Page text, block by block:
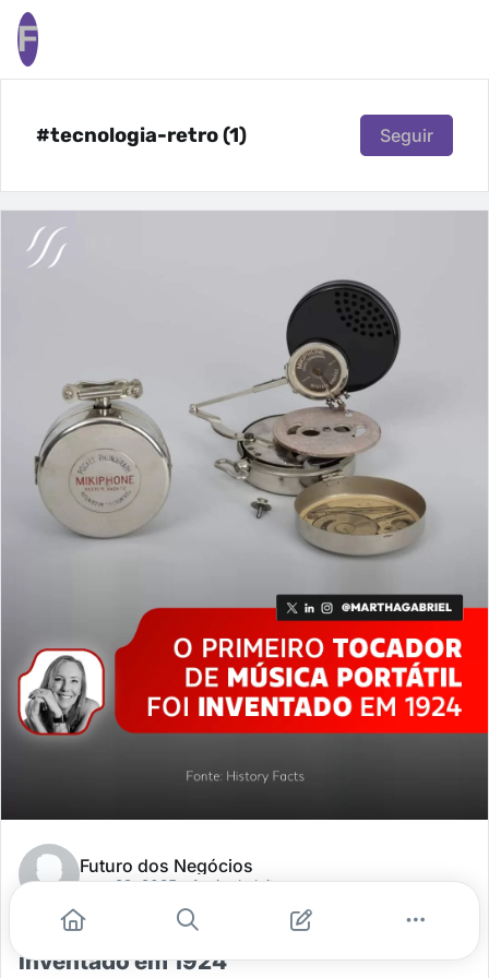
F
#tecnologia-retro (1) Seguir
Futuro dos Negócios
mar. 29, 2025- 1 min de leitura
O primeiro tocador de música portátil foi
inventado em 1924